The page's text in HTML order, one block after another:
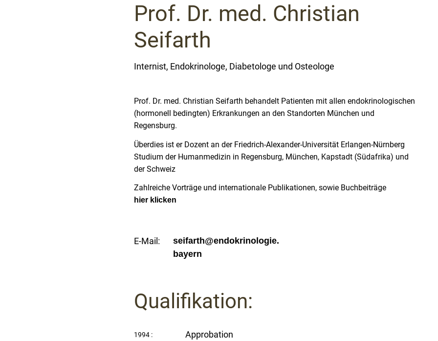
Prof. Dr. med. Christian
Seifarth
Internist, Endokrinologe, Diabetologe und Osteologe
Prof. Dr. med. Christian Seifarth behandelt Patienten mit allen endokrinologischen
(hormonell bedingten) Erkrankungen an den Standorten München und
Regensburg.
Überdies ist er Dozent an der Friedrich-Alexander-Universität Erlangen-Nürnberg
Studium der Humanmedizin in Regensburg, München, Kapstadt (Südafrika) und
der Schweiz
Zahlreiche Vorträge und internationale Publikationen, sowie Buchbeiträge
hier klicken
E-Mail:
seifarth@endokrinologie.
bayern
Qualifikation:
1994 : Approbation